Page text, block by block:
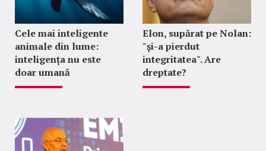
Cele mai inteligente
animale din lume:
inteligența nu este
doar umană
Elon, supărat pe Nolan:
"şi-a pierdut
integritatea". Are
dreptate?